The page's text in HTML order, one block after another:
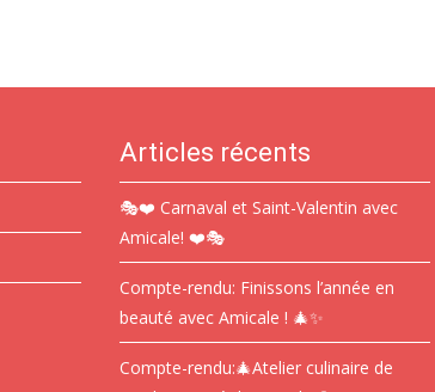
Articles récents
🎭❤️ Carnaval et Saint-Valentin avec
Amicale! ❤️🎭
Compte-rendu: Finissons l’année en
beauté avec Amicale ! 🎄✨
Compte-rendu:🎄Atelier culinaire de